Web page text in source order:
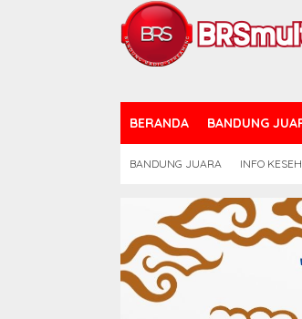
BERANDA BANDUNG
BANDUNG JUARA INFO